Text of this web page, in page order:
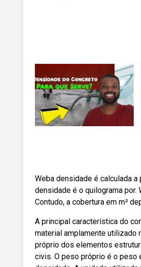
Weba densidade é calculada
densidade é o quilograma por.
Contudo, a cobertura em m²
A principal característica do
material amplamente utilizado
próprio dos elementos
civis. O peso próprio é o peso